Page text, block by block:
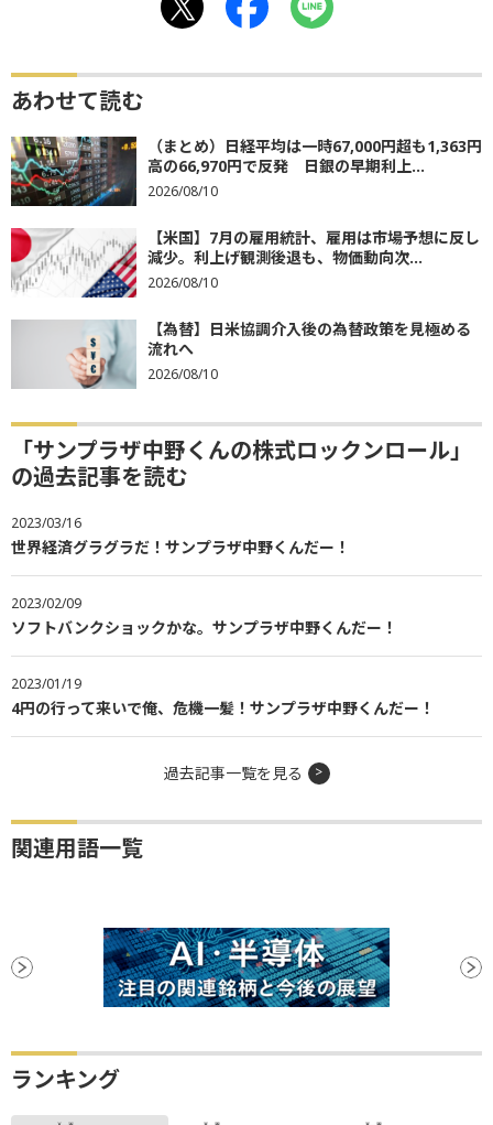
あわせて読む
（まとめ）日経平均は一時67,000円超も1,363円
高の66,970円で反発 日銀の早期利上...
2026/08/10
【米国】7月の雇用統計、雇用は市場予想に反し
減少。利上げ観測後退も、物価動向次...
2026/08/10
【為替】日米協調介入後の為替政策を見極める
流れへ
2026/08/10
「サンプラザ中野くんの株式ロックンロール」
の過去記事を読む
2023/03/16
世界経済グラグラだ！サンプラザ中野くんだー！
2023/02/09
ソフトバンクショックかな。サンプラザ中野くんだー！
2023/01/19
4円の行って来いで俺、危機一髪！サンプラザ中野くんだー！
過去記事一覧を見る
関連用語一覧
ランキング